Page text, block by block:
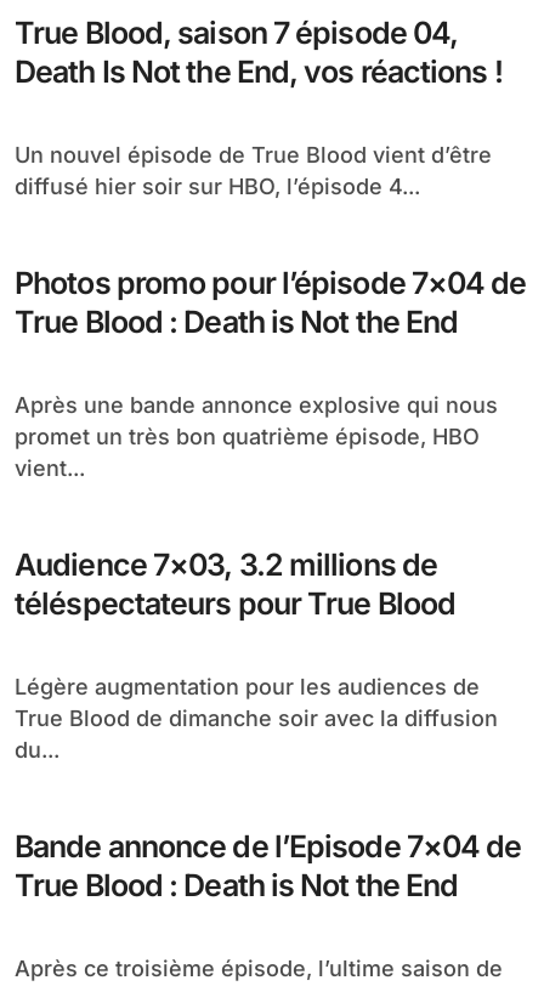
True Blood, saison 7 épisode 04,
Death Is Not the End, vos réactions !
Un nouvel épisode de True Blood vient d’être
diffusé hier soir sur HBO, l’épisode 4...
Photos promo pour l’épisode 7×04 de
True Blood : Death is Not the End
Après une bande annonce explosive qui nous
promet un très bon quatrième épisode, HBO
vient...
Audience 7×03, 3.2 millions de
téléspectateurs pour True Blood
Légère augmentation pour les audiences de
True Blood de dimanche soir avec la diffusion
du...
Bande annonce de l’Episode 7×04 de
True Blood : Death is Not the End
Après ce troisième épisode, l’ultime saison de